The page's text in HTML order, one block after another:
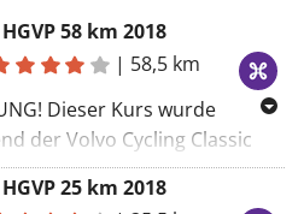
58 km 2018
| 58,5 km
Dieser Kurs wurde
der Volvo Cycling Classic
HGVP im Jahr 2018 gefahren
nicht mehr aktuell. Die
25 km 2018